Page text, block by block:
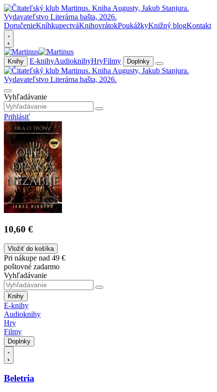
DoručenieKníhkupectváKnihovrátokPoukážkyKnižný blogKontakt
Knihy E-knihyAudioknihyHryFilmy Doplnky
Vyhľadávanie
Prihlásiť
10,60 €
Vložiť do košíka
Pri nákupe nad 49 €
poštovné zadarmo
Vyhľadávanie
Knihy
E-knihy
Audioknihy
Hry
Filmy
Doplnky
Beletria